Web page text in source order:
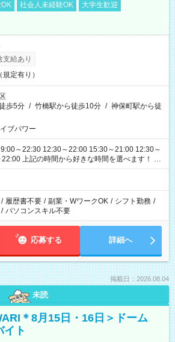
社会人未経験OK
大学生歓迎
支給あり
定有り）
歩5分 / 竹橋駅から徒歩10分 / 神保町駅から徒
ブパワー
9:00～22:30 12:30～22:00 15:30～21:00 12:30～
間を選べます！ ※
る可能性があります
/ 履歴書不要 / 副業・WワークOK / シフト勤務 /
/ パソコンスキル不要
応募する 詳細へ
掲載日：2026.08.04
未読
＊8月15日・16日＞ドーム
イト